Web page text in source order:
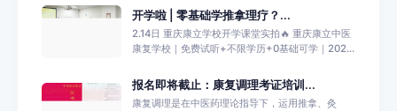
开学啦 | 零基础学推拿理疗？...
2.14日 重庆康立学校开学课堂实拍🔥 重庆康立中医
康复学校｜免费试听+不限学历+0基础可学｜202...
报名即将截止：康复调理考证培训...
康复调理是在中医药理论指导下，运用推拿、灸